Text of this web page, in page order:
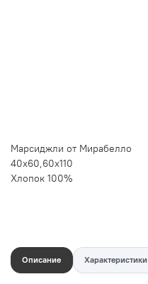
Марсиджли от Мирабелло
40х60,60х110
Хлопок 100%
Описание Характеристики